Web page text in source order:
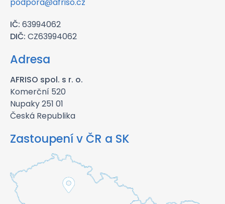
podpora@afriso.cz
IČ: 63994062
DIČ: CZ63994062
Adresa
AFRISO spol. s r. o.
Komerční 520
Nupaky 251 01
Česká Republika
Zastoupení v ČR a SK